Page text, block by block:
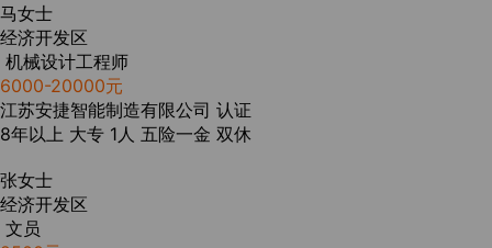
马女士
经济开发区
机械设计工程师
6000-20000元
江苏安捷智能制造有限公司 认证
8年以上 大专 1人 五险一金 双休
张女士
经济开发区
文员